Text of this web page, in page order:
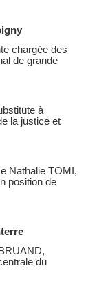
chargée des
de grande
à
la justice et
Nathalie TOMI,
position de
du